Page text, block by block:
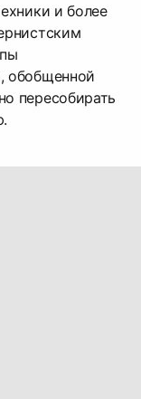
и более
обобщенной
пересобирать